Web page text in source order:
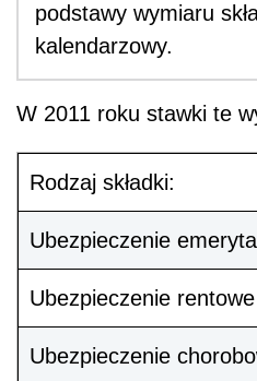
podstawy wymiaru
kalendarzowy.
W 2011 roku stawki te
Rodzaj składki:
Ubezpieczenie
Ubezpieczenie rentowe
Ubezpieczenie